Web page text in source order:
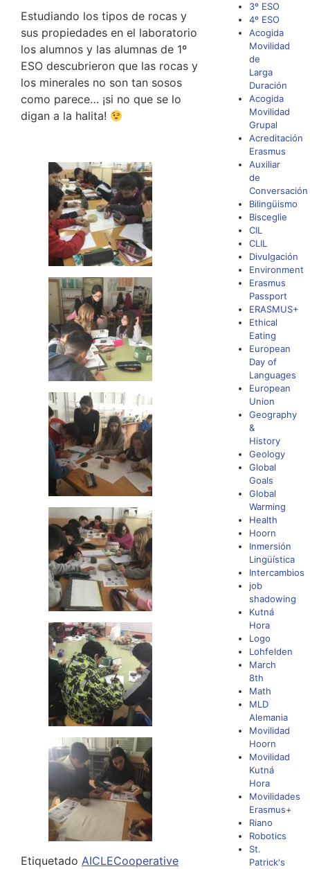
Estudiando los tipos de rocas y
sus propiedades en el laboratorio
los alumnos y las alumnas de 1º
ESO descubrieron que las rocas y
los minerales no son tan sosos
como parece… ¡si no que se lo
digan a la halita!
Etiquetado AICLECooperative
3º ESO
4º ESO
Acogida
Movilidad
de
Larga
Duración
Acogida
Movilidad
Grupal
Acreditación
Erasmus
Auxiliar
de
Conversación
Bilingüismo
Bisceglie
CIL
CLIL
Divulgación
Environment
Erasmus
Passport
ERASMUS+
Ethical
Eating
European
Day of
Languages
European
Union
Geography
&
History
Geology
Global
Goals
Global
Warming
Health
Hoorn
Inmersión
Lingüística
Intercambios
job
shadowing
Kutná
Hora
Logo
Lohfelden
March
8th
Math
MLD
Alemania
Movilidad
Hoorn
Movilidad
Kutná
Hora
Movilidades
Erasmus+
Riano
Robotics
St.
Patrick's